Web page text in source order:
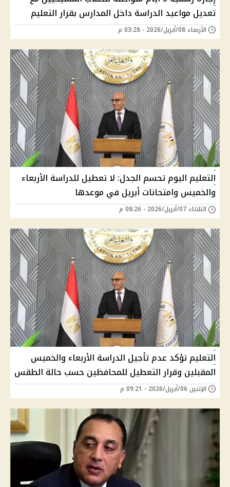
تعديل مواعيد الدراسة داخل المدارس بقرار التعليم
الأربعاء 08/أبريل/2026 - 03:28 م
التعليم اليوم تحسم الجدل: لا تعطيل للدراسة الأربعاء
والخميس وامتحانات أبريل في موعدها
الثلاثاء 07/أبريل/2026 - 08:26 م
التعليم تؤكد عدم تأجيل الدراسة الأربعاء والخميس
المقبلين وقرار التعطيل للمحافظين حسب حالة الطقس
الإثنين 06/أبريل/2026 - 09:21 م